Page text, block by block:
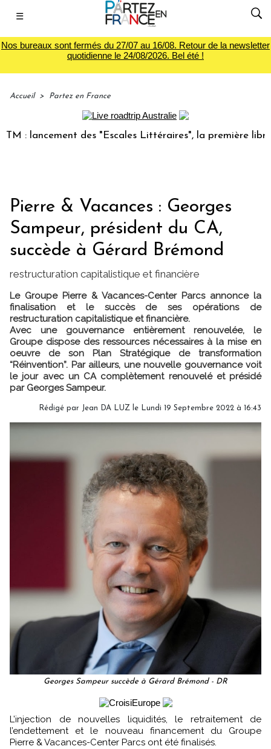
☰
Nos bureaux sont fermés du 27/07 au 16/08. Retour de la newsletter
quotidienne le 24/08/2026. Bel été !
Accueil > Partez en France
des "Escales Littéraires", la première librairie
Pierre & Vacances : Georges
Sampeur, président du CA,
succède à Gérard Brémond
restructuration capitalistique et financière
Le Groupe Pierre & Vacances-Center Parcs annonce la
finalisation et le succès de ses opérations de
restructuration capitalistique et financière.
Avec une gouvernance entièrement renouvelée, le
Groupe dispose des ressources nécessaires à la mise en
oeuvre de son Plan Stratégique de transformation
“Réinvention”. Par ailleurs, une nouvelle gouvernance voit
le jour avec un CA complètement renouvelé et présidé
par Georges Sampeur.
Rédigé par Jean DA LUZ le Lundi 19 Septembre 2022 à 16:43
Georges Sampeur succède à Gérard Brémond - DR
L’injection de nouvelles liquidités, le retraitement de
l’endettement et le nouveau financement du Groupe
Pierre & Vacances-Center Parcs ont été finalisés.